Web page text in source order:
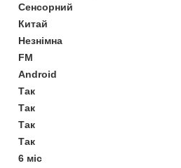
Сенсорний
Китай
Незнімна
FM
Android
Так
Так
Так
Так
6 міс